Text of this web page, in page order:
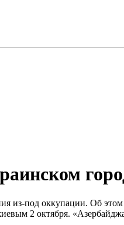
из-под оккупации. Об
2 октября.